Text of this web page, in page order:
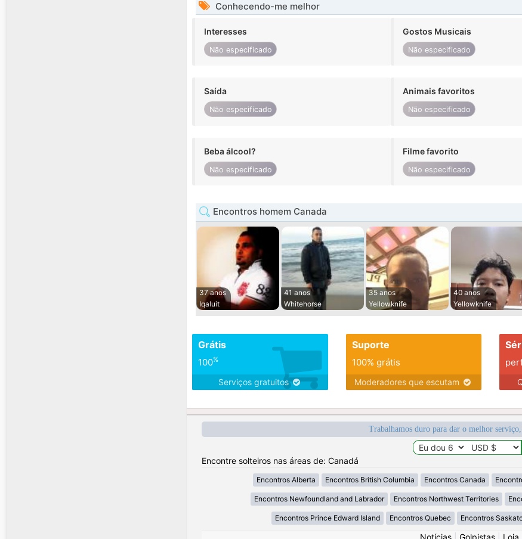
Conhecendo-me melhor
Interesses
Não especificado
Gostos Musicais
Não especificado
Saída
Não especificado
Animais favoritos
Não especificado
Beba álcool?
Não especificado
Filme favorito
Não especificado
Encontros homem Canada
37 anos
Iqaluit
41 anos
Whitehorse
35 anos
Yellowknife
40 anos
Yellowknife
Grátis
100%
Serviços gratuitos
Suporte
100% grátis
Moderadores que escutam
Trabalhamos duro para dar o melhor
Encontre solteiros nas áreas de: Canadá
Encontros Alberta Encontros British Columbia Encontros Canada
Encontros Newfoundland and Labrador Encontros Northwest Territories
Encontros Prince Edward Island Encontros Quebec Encontros
Notícias Golpistas Loja